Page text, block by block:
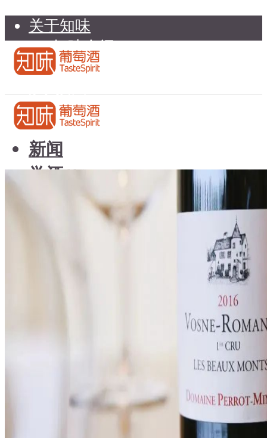
关于知味
知味介绍
知味专家顾问委员会
联系我们
知味荐酒
新闻
学酒
基础知识
新闻